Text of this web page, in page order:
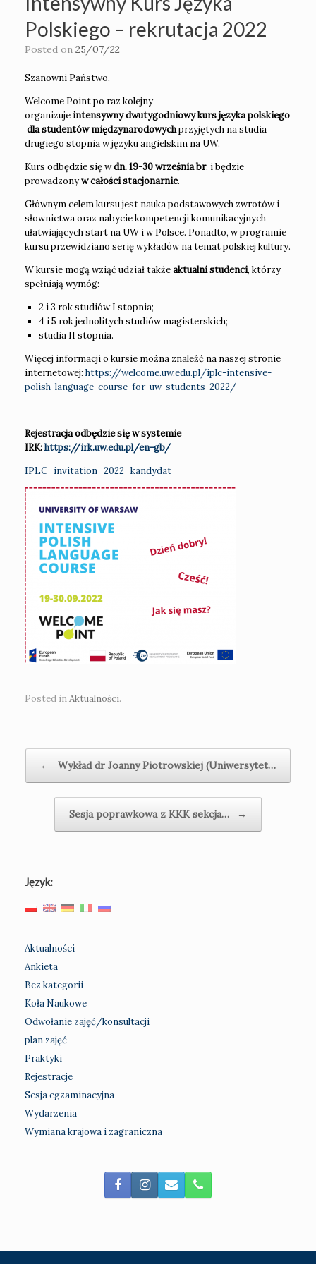
Polskiego – rekrutacja 2022
Posted on 25/07/22
Szanowni Państwo,
Welcome Point po raz kolejny
organizuje intensywny dwutygodniowy kurs języka polskiego
dla studentów międzynarodowychprzyjętych na studia
drugiego stopnia w języku angielskim na UW.
Kurs odbędzie się wdn. 19-30 września br. i będzie
prowadzonyw całości stacjonarnie.
Głównym celem kursu jest nauka podstawowych zwrotów i
słownictwa oraz nabycie kompetencji komunikacyjnych
ułatwiających start na UW i w Polsce. Ponadto, w programie
kursu przewidziano serię wykładów na temat polskiej kultury.
W kursie mogą wziąć udział takżeaktualni studenci, którzy
spełniają wymóg:
2 i 3 rok studiów I stopnia;
4 i 5 rok jednolitych studiów magisterskich;
studia II stopnia.
Więcej informacji o kursie można znaleźć na naszej stronie
internetowej: https://welcome.uw.edu.pl/iplc-intensive-
polish-language-course-for-uw-students-2022/
Rejestracja odbędzie się w systemie
IRK:https://irk.uw.edu.pl/en-gb/
IPLC_invitation_2022_kandydat
Posted inAktualności.
← Wykład dr Joanny Piotrowskiej (Uniwersytet…
Sesja poprawkowa z KKK sekcja… →
Język:
Aktualności
Ankieta
Bez kategorii
Koła Naukowe
Odwołanie zajęć/konsultacji
plan zajęć
Praktyki
Rejestracje
Sesja egzaminacyjna
Wydarzenia
Wymiana krajowa i zagraniczna